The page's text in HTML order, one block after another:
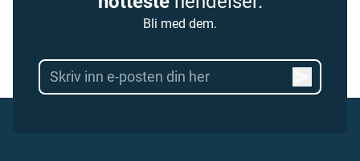
Bli med dem.